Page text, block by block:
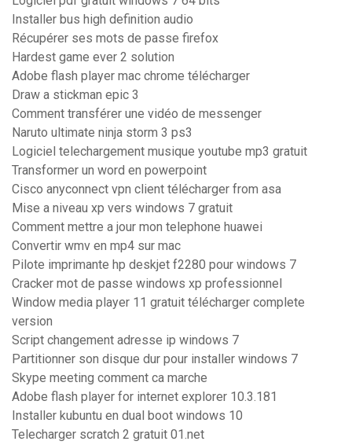
Installer bus high definition audio
Récupérer ses mots de passe firefox
Hardest game ever 2 solution
Adobe flash player mac chrome télécharger
Draw a stickman epic 3
Comment transférer une vidéo de messenger
Naruto ultimate ninja storm 3 ps3
Logiciel telechargement musique youtube mp3 gratuit
Transformer un word en powerpoint
Cisco anyconnect vpn client télécharger from asa
Mise a niveau xp vers windows 7 gratuit
Comment mettre a jour mon telephone huawei
Convertir wmv en mp4 sur mac
Pilote imprimante hp deskjet f2280 pour windows 7
Cracker mot de passe windows xp professionnel
Window media player 11 gratuit télécharger complete
version
Script changement adresse ip windows 7
Partitionner son disque dur pour installer windows 7
Skype meeting comment ca marche
Adobe flash player for internet explorer 10.3.181
Installer kubuntu en dual boot windows 10
Telecharger scratch 2 gratuit 01.net